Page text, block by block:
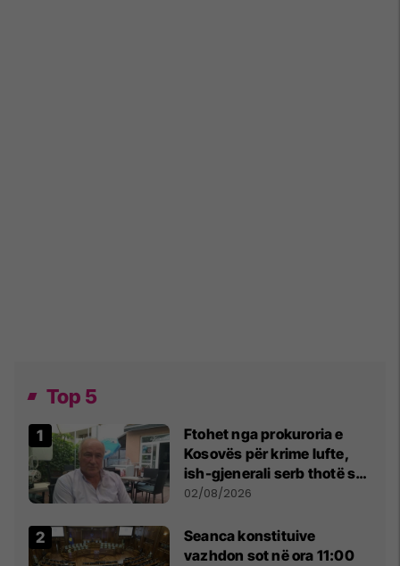
Top 5
Ftohet nga prokuroria e
Kosovës për krime lufte,
ish-gjenerali serb thotë se
dikush e tradhtoi në
02/08/2026
Seanca konstituive
vazhdon sot në ora 11:00